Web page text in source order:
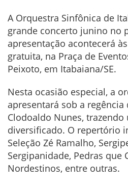
A Orquestra Sinfônica de
grande concerto junino no
apresentação acontecerá
gratuita, na Praça de
Peixoto, em Itabaiana/SE.
Nesta ocasião especial, a
apresentará sob a regência
Clodoaldo Nunes,
diversificado. O repertório
Seleção Zé Ramalho,
Sergipanidade, Pedras que
Nordestinos, entre outras.